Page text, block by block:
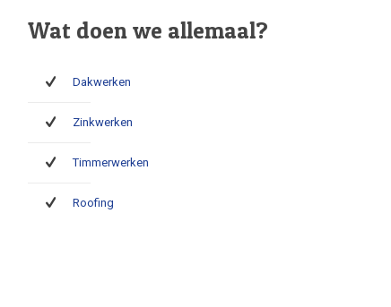
Wat doen we allemaal?
Dakwerken
Zinkwerken
Timmerwerken
Roofing